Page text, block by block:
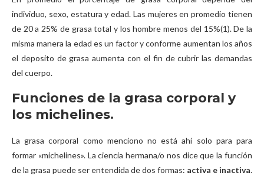
individuo, sexo, estatura y edad. Las mujeres en promedio tienen
de 20 a 25% de grasa total y los hombre menos del 15%(1). De la
misma manera la edad es un factor y conforme aumentan los años
el deposito de grasa aumenta con el fin de cubrir las demandas
del cuerpo.
Funciones de la grasa corporal y
los michelines.
La grasa corporal como menciono no está ahí solo para para
formar «michelines». La ciencia hermana/o nos dice que la función
de la grasa puede ser entendida de dos formas: activa e inactiva.